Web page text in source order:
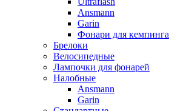
Ansmann
Garin
Фонари для кемпинга
Брелоки
Велосипедные
Лампочки для фонарей
Налобные
Ansmann
Garin